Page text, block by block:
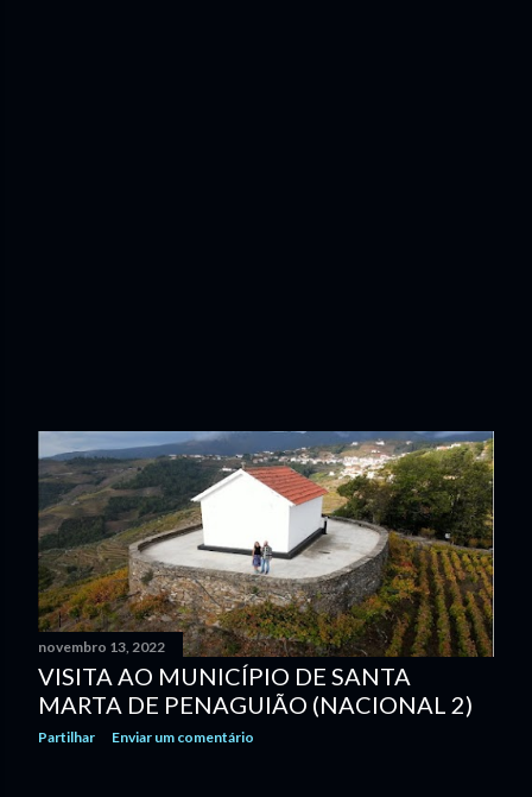
novembro 13, 2022
VISITA AO MUNICÍPIO DE SANTA
MARTA DE PENAGUIÃO (NACIONAL 2)
Partilhar Enviar um comentário